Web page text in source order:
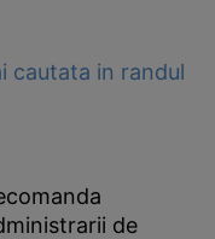
cautata in randul
de